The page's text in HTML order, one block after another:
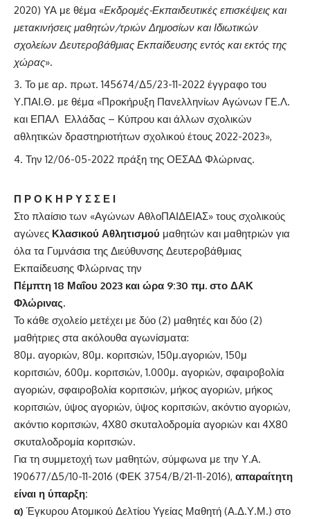
2020) ΥΑ με θέμα «Εκδρομές-Εκπαιδευτικές επισκέψεις και
μετακινήσεις μαθητών/τριών Δημοσίων και Ιδιωτικών
σχολείων Δευτεροβάθμιας Εκπαίδευσης εντός και εκτός της
χώρας».
Το με αρ. πρωτ. 145674/Δ5/23-11-2022 έγγραφο του
Υ.ΠΑΙ.Θ. με θέμα «Προκήρυξη Πανελληνίων Αγώνων ΓΕ.Λ.
και ΕΠΑΛ Ελλάδας – Κύπρου και άλλων σχολικών
αθλητικών δραστηριοτήτων σχολικού έτους 2022-2023»,
Την 12/06-05-2022 πράξη της ΟΕΣΑΔ Φλώρινας.
Π Ρ Ο Κ Η Ρ Υ Σ Σ Ε Ι
Στο πλαίσιο των «Αγώνων ΑθλοΠΑΙΔΕΙΑΣ» τους σχολικούς
αγώνες Κλασικού Αθλητισμού μαθητών και μαθητριών για
όλα τα Γυμνάσια της Διεύθυνσης Δευτεροβάθμιας
Εκπαίδευσης Φλώρινας την
Πέμπτη 18 Μαΐου 2023 και ώρα 9:30 πμ. στο ΔΑΚ
Φλώρινας.
Το κάθε σχολείο μετέχει με δύο (2) μαθητές και δύο (2)
μαθήτριες στα ακόλουθα αγωνίσματα:
80μ. αγοριών, 80μ. κοριτσιών, 150μ.αγοριών, 150μ
κοριτσιών, 600μ. κοριτσιών, 1.000μ. αγοριών, σφαιροβολία
αγοριών, σφαιροβολία κοριτσιών, μήκος αγοριών, μήκος
κοριτσιών, ύψος αγοριών, ύψος κοριτσιών, ακόντιο αγοριών,
ακόντιο κοριτσιών, 4Χ80 σκυταλοδρομία αγοριών και 4Χ80
σκυταλοδρομία κοριτσιών.
Για τη συμμετοχή των μαθητών, σύμφωνα με την Υ.Α.
190677/Δ5/10-11-2016 (ΦΕΚ 3754/Β/21-11-2016), απαραίτητη
είναι η ύπαρξη:
α) Έγκυρου Ατομικού Δελτίου Υγείας Μαθητή (Α.Δ.Υ.Μ.) στο